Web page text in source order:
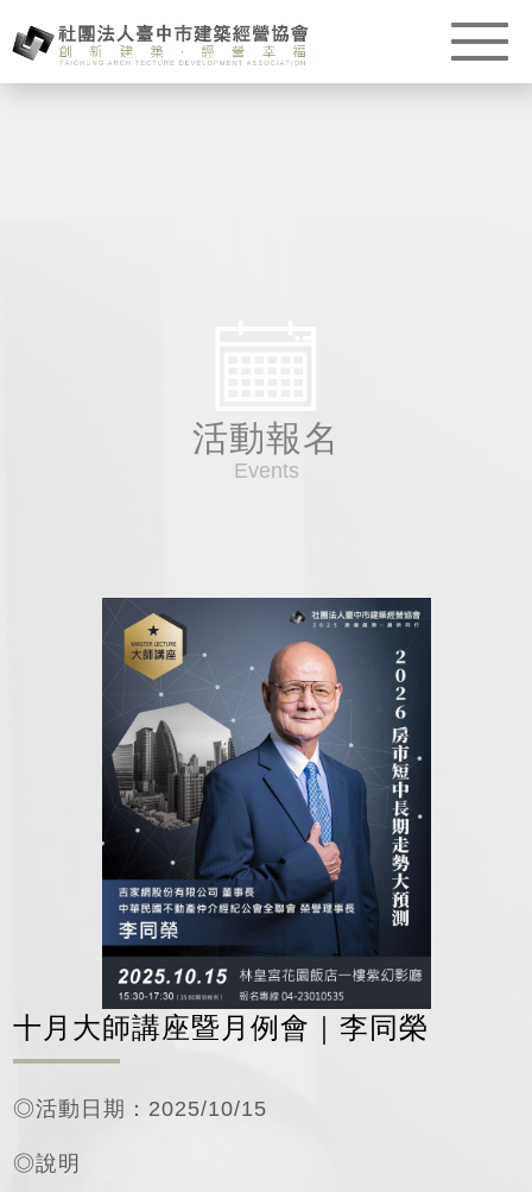
活動報名
Events
十月大師講座暨月例會｜李同榮
◎活動日期：2025/10/15
◎說明